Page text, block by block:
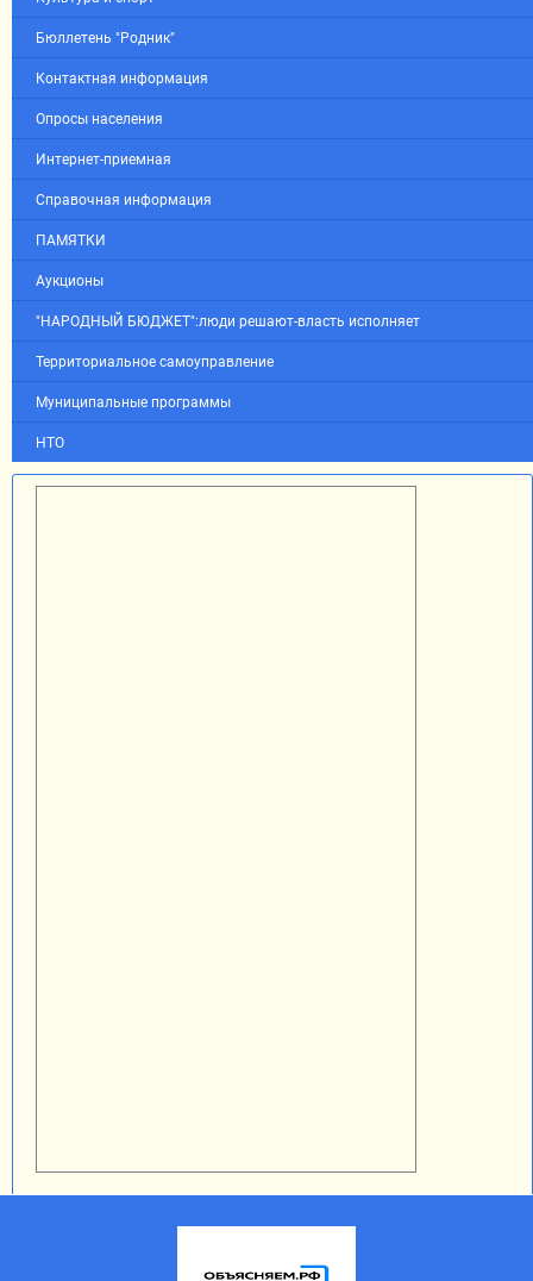
Бюллетень "Родник"
Контактная информация
Опросы населения
Интернет-приемная
Справочная информация
ПАМЯТКИ
Аукционы
"НАРОДНЫЙ БЮДЖЕТ":люди решают-власть исполняет
Территориальное самоуправление
Муниципальные программы
НТО